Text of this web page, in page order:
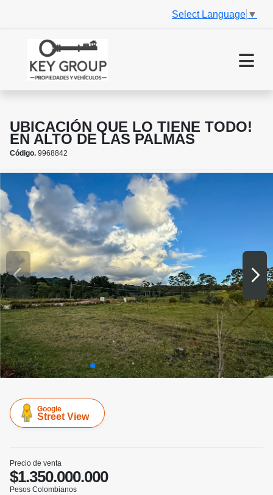
Select Language ▼
UBICACIÓN QUE LO TIENE TODO!
EN ALTO DE LAS PALMAS
Código. 9968842
Google
Street View
Precio de venta
$1.350.000.000
Pesos Colombianos